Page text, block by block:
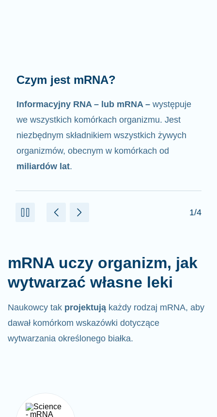
Jak działa mRNA?
Jak sama nazwa wskazuje, mRNA jest
nośnikiem informacji. Oddziałuje z innymi
komponentami komórek, w wyniku czego
powstają białka.
wytwarzać własne leki
Naukowcy tak
dawał komórkom wskazówki dotyczące
wytwarzania określonego białka.